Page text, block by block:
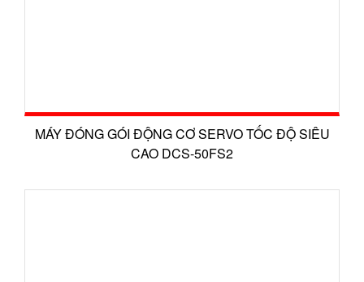
MÁY ĐÓNG GÓI ĐỘNG CƠ SERVO TỐC ĐỘ SIÊU
CAO DCS-50FS2